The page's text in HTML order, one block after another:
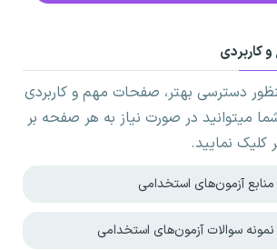
کاربردی
دسترسی بهتر، صفحات مهم و کاربردی
میتوانید در صورت نیاز به هر صفحه بر
کلیک نمایید.
آزمون‌های استخدامی
سوالات آزمون‌های استخدامی